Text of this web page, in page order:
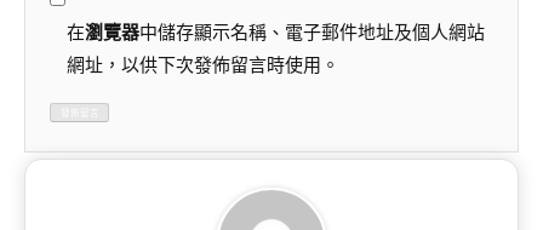
在瀏覽器中儲存顯示名稱、電子郵件地址及個人網站
網址，以供下次發佈留言時使用。